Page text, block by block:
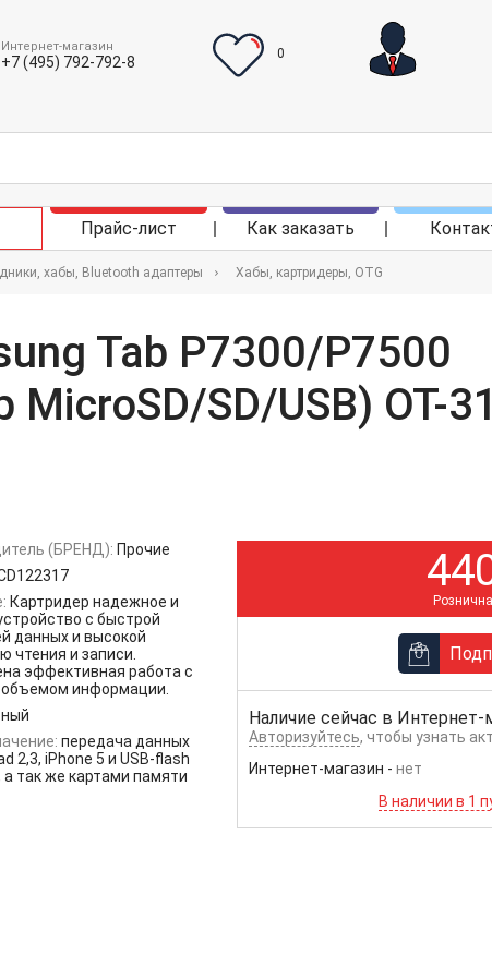
Интернет-магазин
+7 (495) 792-792-8
0
Прайс-лист Как заказать
хабы, Bluetooth адаптеры Хабы, картридеры, OTG
Tab P7300/P7500
SD/USB) OT-
(БРЕНД): Прочие
Картридер надежное и
с быстрой
данных и высокой
чтения и записи.
эффективная работа с
информации.
передача данных
2,3, iPhone 5 и USB-flash
так же картами памяти
Наличие сейчас в Интернет-
Авторизуйтесь, чтобы узнать
Интернет-магазин - нет
В наличии в 1